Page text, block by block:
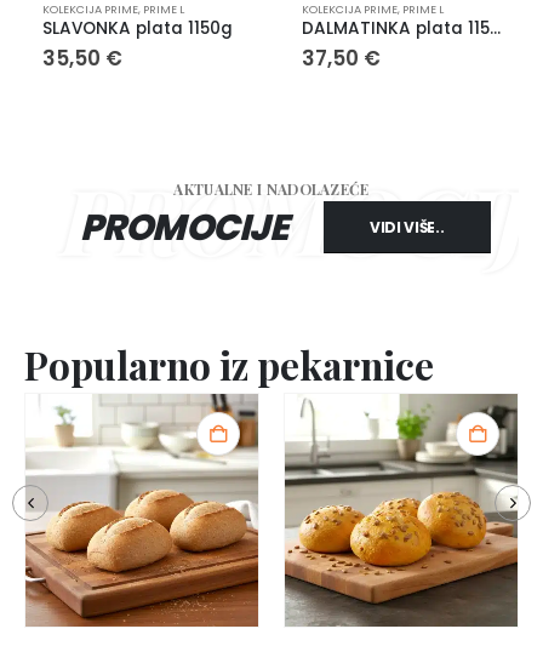
KOLEKCIJA PRIME, PRIME L
SLAVONKA plata 1150g
35,50 €
KOLEKCIJA PRIME, PRIME L
DALMATINKA plata 1150g
37,50 €
AKTUALNE I NADOLAZEĆE
PROMOCIJE VIDI VIŠE..
Popularno iz pekarnice